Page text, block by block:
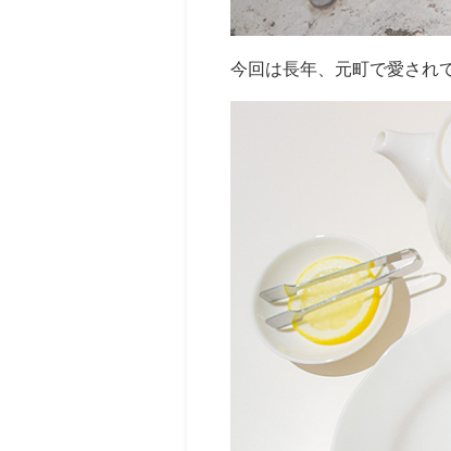
今回は長年、元町で愛され